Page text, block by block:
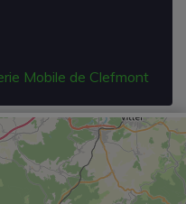
Mobile de Clefmont